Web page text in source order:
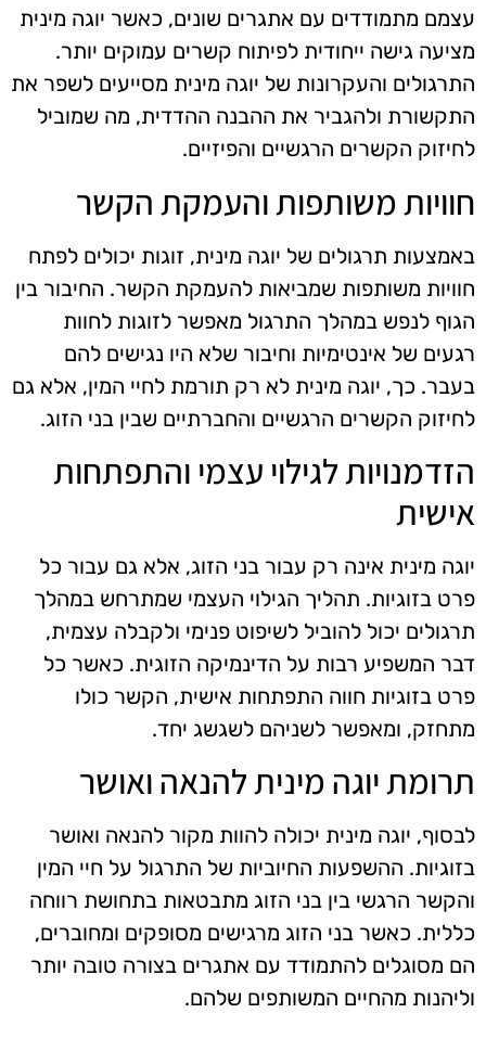
עצמם מתמודדים עם אתגרים שונים, כאשר יוגה מינית
מציעה גישה ייחודית לפיתוח קשרים עמוקים יותר.
התרגולים והעקרונות של יוגה מינית מסייעים לשפר את
התקשורת ולהגביר את ההבנה ההדדית, מה שמוביל
לחיזוק הקשרים הרגשיים והפיזיים.
חוויות משותפות והעמקת הקשר
באמצעות תרגולים של יוגה מינית, זוגות יכולים לפתח
חוויות משותפות שמביאות להעמקת הקשר. החיבור בין
הגוף לנפש במהלך התרגול מאפשר לזוגות לחוות
רגעים של אינטימיות וחיבור שלא היו נגישים להם
בעבר. כך, יוגה מינית לא רק תורמת לחיי המין, אלא גם
לחיזוק הקשרים הרגשיים והחברתיים שבין בני הזוג.
הזדמנויות לגילוי עצמי והתפתחות
אישית
יוגה מינית אינה רק עבור בני הזוג, אלא גם עבור כל
פרט בזוגיות. תהליך הגילוי העצמי שמתרחש במהלך
תרגולים יכול להוביל לשיפוט פנימי ולקבלה עצמית,
דבר המשפיע רבות על הדינמיקה הזוגית. כאשר כל
פרט בזוגיות חווה התפתחות אישית, הקשר כולו
מתחזק, ומאפשר לשניהם לשגשג יחד.
תרומת יוגה מינית להנאה ואושר
לבסוף, יוגה מינית יכולה להוות מקור להנאה ואושר
בזוגיות. ההשפעות החיוביות של התרגול על חיי המין
והקשר הרגשי בין בני הזוג מתבטאות בתחושת רווחה
כללית. כאשר בני הזוג מרגישים מסופקים ומחוברים,
הם מסוגלים להתמודד עם אתגרים בצורה טובה יותר
וליהנות מהחיים המשותפים שלהם.